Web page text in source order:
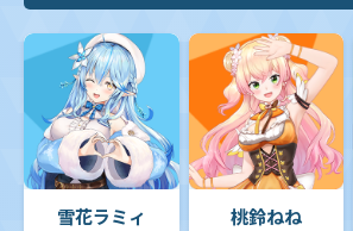
雪花ラミィ 桃鈴ねね